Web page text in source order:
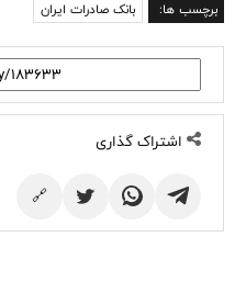
برچسب ها: بانک صادرات ایران
اشتراک گذاری
🔗